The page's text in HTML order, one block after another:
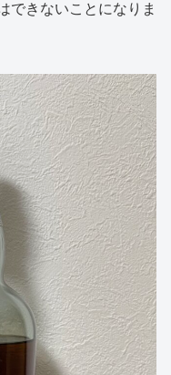
できないことになりま